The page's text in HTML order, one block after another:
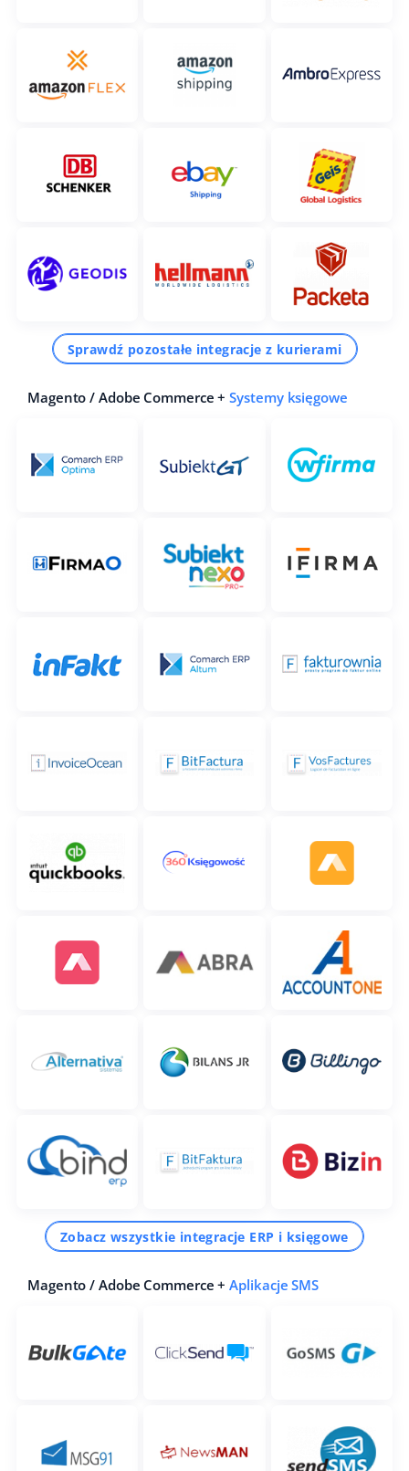
Sprawdź pozostałe integracje z kurierami
Magento / Adobe Commerce +Systemy księgowe
Zobacz wszystkie integracje ERP i księgowe
Magento / Adobe Commerce +Aplikacje SMS